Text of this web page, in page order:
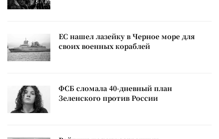
ЕС нашел лазейку в Черное море для
своих военных кораблей
ФСБ сломала 40-дневный план
Зеленского против России